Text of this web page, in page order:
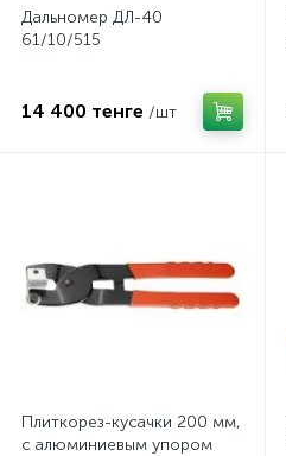
Дальномер ДЛ-40
61/10/515
14 400 тенге /шт
Плиткорез-кусачки 200 мм,
с алюминиевым упором